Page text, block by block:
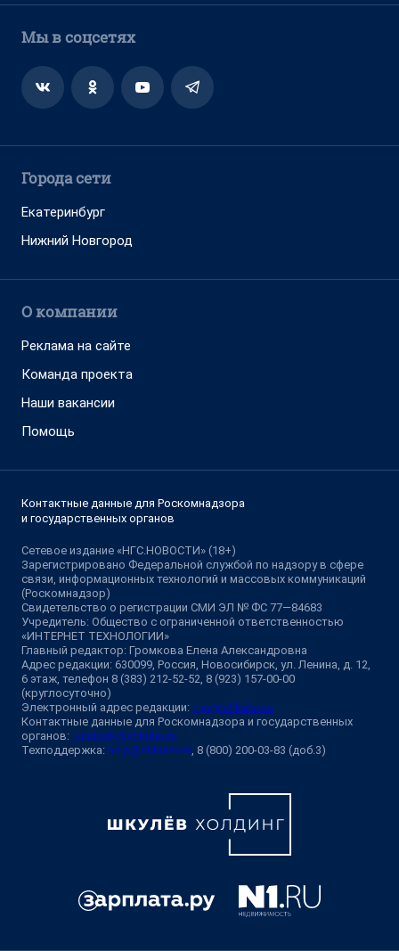
Мы в соцсетях
Города сети
Екатеринбург
Нижний Новгород
О компании
Реклама на сайте
Команда проекта
Наши вакансии
Помощь
Контактные данные для Роскомнадзора
и государственных органов
Сетевое издание «НГС.НОВОСТИ» (18+)
Зарегистрировано Федеральной службой по надзору в сфере
связи, информационных технологий и массовых коммуникаций
(Роскомнадзор)
Свидетельство о регистрации СМИ ЭЛ № ФС 77—84683
Учредитель: Общество с ограниченной ответственностью
«ИНТЕРНЕТ ТЕХНОЛОГИИ»
Главный редактор: Громкова Елена Александровна
Адрес редакции: 630099, Россия, Новосибирск, ул. Ленина, д. 12,
6 этаж, телефон 8 (383) 212-52-52, 8 (923) 157-00-00
(круглосуточно)
Электронный адрес редакции: ngs@shkulev.ru
Контактные данные для Роскомнадзора и государственных
органов: juristnsk@shkulev.ru
Техподдержка: help@shkulev.ru, 8 (800) 200-03-83 (доб.3)